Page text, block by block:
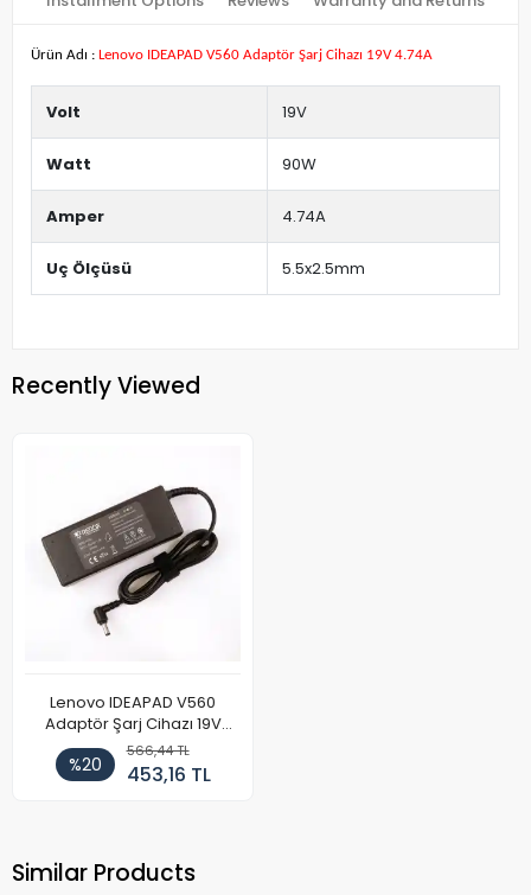
Ürün Adı : Lenovo IDEAPAD V560 Adaptör Şarj Cihazı 19V 4.74A
Volt 19V
Watt 90W
Amper 4.74A
Uç Ölçüsü 5.5x2.5mm
Recently Viewed
Lenovo IDEAPAD V560
Adaptör Şarj Cihazı 19V
4.74A
%20
566,44 TL
453,16 TL
Similar Products